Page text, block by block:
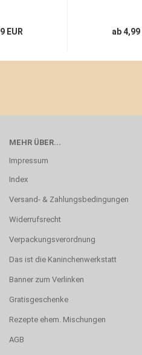
EUR ab 4,99
MEHR ÜBER...
Impressum
Index
Versand- & Zahlungsbedingungen
Widerrufsrecht
Verpackungsverordnung
Das ist die Kaninchenwerkstatt
Banner zum Verlinken
Gratisgeschenke
Rezepte ehem. Mischungen
AGB